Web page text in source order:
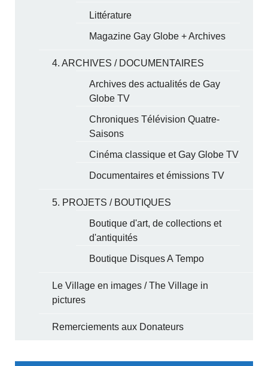
Littérature
Magazine Gay Globe + Archives
4. ARCHIVES / DOCUMENTAIRES
Archives des actualités de Gay
Globe TV
Chroniques Télévision Quatre-
Saisons
Cinéma classique et Gay Globe TV
Documentaires et émissions TV
5. PROJETS / BOUTIQUES
Boutique d'art, de collections et
d'antiquités
Boutique Disques A Tempo
Le Village en images / The Village in
pictures
Remerciements aux Donateurs